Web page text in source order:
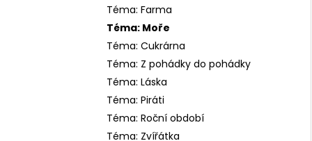
Téma: Farma
Téma: Moře
Téma: Cukrárna
Téma: Z pohádky do pohádky
Téma: Láska
Téma: Piráti
Téma: Roční období
Téma: Zvířátka